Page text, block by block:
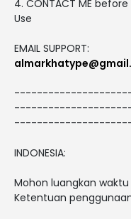
4. CONTACT ME
Use
EMAIL SUPPORT:
INDONESIA:
Mohon luangkan
Ketentuan